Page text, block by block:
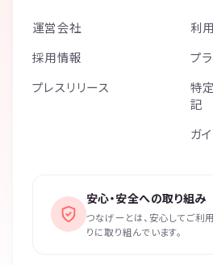
運営会社
採用情報
プレスリリース
利
プ
特
記
ガ
安心・安全への取り組み
つなげーとは、安心してご利
りに取り組んでいます。